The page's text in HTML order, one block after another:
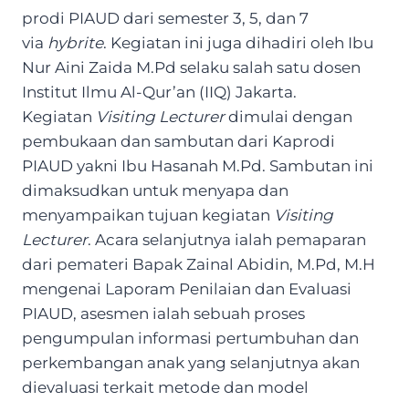
prodi PIAUD dari semester 3, 5, dan 7
via hybrite. Kegiatan ini juga dihadiri oleh Ibu
Nur Aini Zaida M.Pd selaku salah satu dosen
Institut Ilmu Al-Qur’an (IIQ) Jakarta.
Kegiatan Visiting Lecturerdimulai dengan
pembukaan dan sambutan dari Kaprodi
PIAUD yakni Ibu Hasanah M.Pd. Sambutan ini
dimaksudkan untuk menyapa dan
menyampaikan tujuan kegiatan Visiting
Lecturer. Acara selanjutnya ialah pemaparan
dari pemateri Bapak Zainal Abidin, M.Pd, M.H
mengenai Laporam Penilaian dan Evaluasi
PIAUD, asesmen ialah sebuah proses
pengumpulan informasi pertumbuhan dan
perkembangan anak yang selanjutnya akan
dievaluasi terkait metode dan model